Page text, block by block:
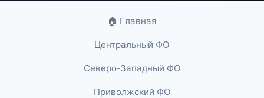
🏠 Главная
Центральный ФО
Северо-Западный ФО
Приволжский ФО